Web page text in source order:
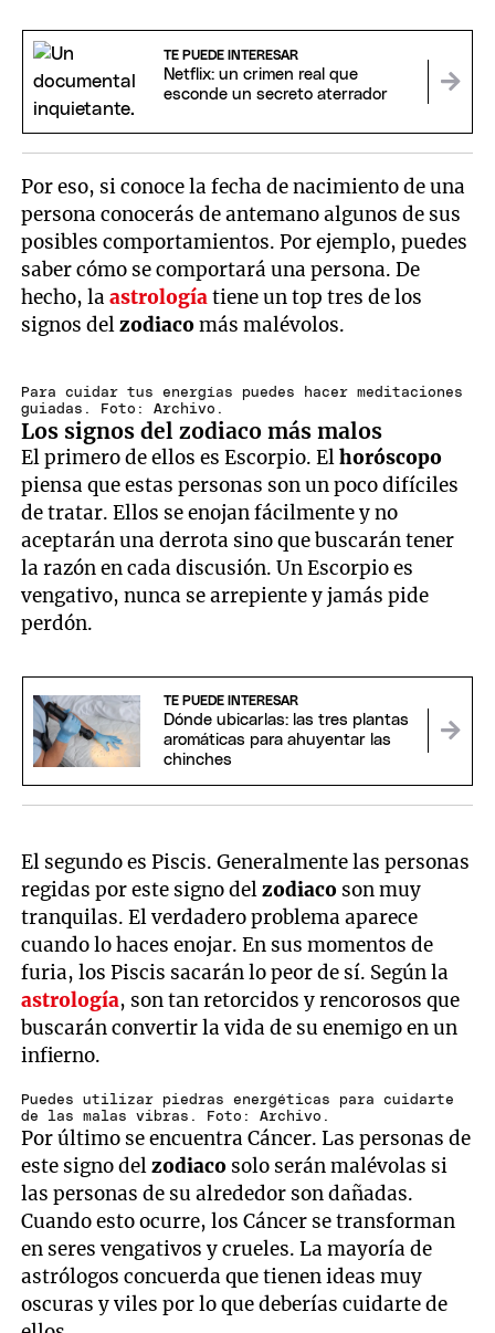
TE PUEDE INTERESAR
Netflix: un crimen real que
esconde un secreto aterrador
Por eso, si conoce la fecha de nacimiento de una
persona conocerás de antemano algunos de sus
posibles comportamientos. Por ejemplo, puedes
saber cómo se comportará una persona. De
hecho, laastrologíatiene un top tres de los
signos delzodiacomás malévolos.
Para cuidar tus energías puedes hacer meditaciones
guiadas. Foto: Archivo.
Los signos del zodiaco más malos
El primero de ellos es Escorpio. Elhoróscopo
piensa que estas personas son un poco difíciles
de tratar. Ellos se enojan fácilmente y no
aceptarán una derrota sino que buscarán tener
la razón en cada discusión. Un Escorpio es
vengativo, nunca se arrepiente y jamás pide
perdón.
TE PUEDE INTERESAR
Dónde ubicarlas: las tres plantas
aromáticas para ahuyentar las
chinches
El segundo es Piscis. Generalmente las personas
regidas por este signo delzodiaco son muy
tranquilas. El verdadero problema aparece
cuando lo haces enojar. En sus momentos de
furia, los Piscis sacarán lo peor de sí. Según la
astrología, son tan retorcidos y rencorosos que
buscarán convertir la vida de su enemigo en un
infierno.
Puedes utilizar piedras energéticas para cuidarte
de las malas vibras. Foto: Archivo.
Por último se encuentra Cáncer. Las personas de
este signo delzodiaco solo serán malévolas si
las personas de su alrededor son dañadas.
Cuando esto ocurre, los Cáncer se transforman
en seres vengativos y crueles. La mayoría de
astrólogos concuerda que tienen ideas muy
oscuras y viles por lo que deberías cuidarte de